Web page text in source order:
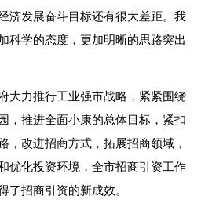
济发展奋斗目标还有很大差距。我
科学的态度，更加明晰的思路突出
大力推行工业强市战略，紧紧围绕
，推进全面小康的总体目标，紧扣
，改进招商方式，拓展招商领域，
优化投资环境，全市招商引资工作
了招商引资的新成效。